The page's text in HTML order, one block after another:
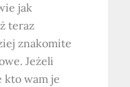
jak
teraz
znakomite
Jeżeli
kto wam je